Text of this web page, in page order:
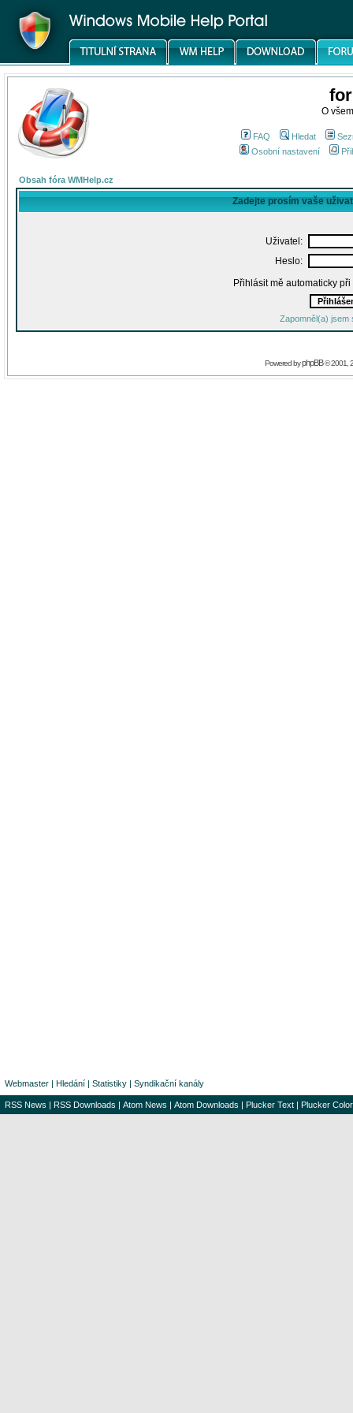
O
FAQ Hledat
Osobní nastavení
Obsah fóra WMHelp.cz
Zadejte prosím vaše
Uživatel:
Heslo:
Přihlásit mě automaticky
Zapomněl(a) jsem
Powered byphpBB© 2001,
Webmaster | Hledání | Statistiky | Syndikační kanály
RSS News | RSS Downloads | Atom News | Atom Downloads | Plucker Text | Plucker Color